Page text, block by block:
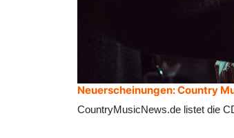
Neuerscheinungen: Country
CountryMusicNews.de listet die